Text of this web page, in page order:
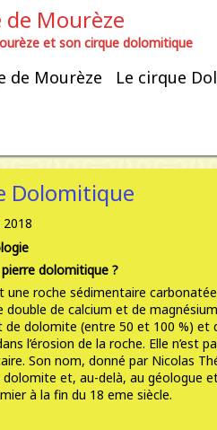
de Mourèze
et son cirque dolomitique
de Mourèze Le cirque
géologie
Dolomitique
pierre dolomitique ?
une roche sédimentaire
double de calcium et de
de dolomite (entre 50 et 100 %) et
l’érosion de la roche. Elle n’est
. Son nom, donné par Nicolas
dolomite et, au-delà, au géologue
à la fin du 18 eme siècle.